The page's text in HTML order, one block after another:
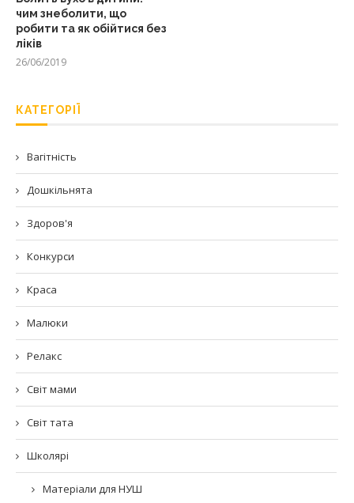
чим знеболити, що
робити та як обійтися без
ліків
26/06/2019
КАТЕГОРІЇ
Вагітність
Дошкільнята
Здоров'я
Конкурси
Краса
Малюки
Релакс
Світ мами
Світ тата
Школярі
Матеріали для НУШ